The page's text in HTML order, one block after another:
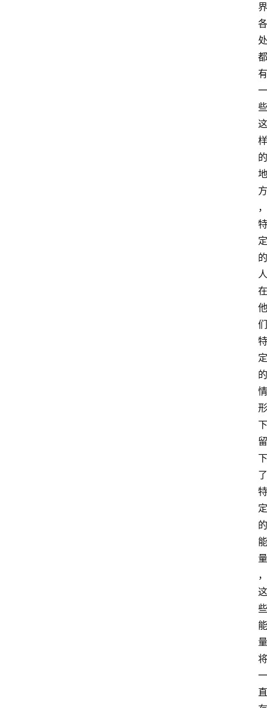
界
各
处
都
有
一
些
这
样
的
地
方
，
特
定
的
人
在
他
们
特
定
的
情
形
下
留
下
了
特
定
的
能
量
，
这
些
能
量
将
一
直